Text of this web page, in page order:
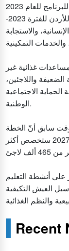
جاء هذا في خطة الاستجابة التشغيلية العالمية للبرنامج للعام 2023
والتي أشارت إلى أنّ الاستراتيجية القطرية للأردن للفترة 2023-
الإنسانية، والاستجابة
غذائية غير
واللاجئين،
الاجتماعية
الوطنية.
وقت سابق أنّ الخطة
الاستراتيجية القطرية للأردن للفترة 2023-2027 ستخصص أكثر
على أنشطة التعليم
العيش التكيفية
Recent